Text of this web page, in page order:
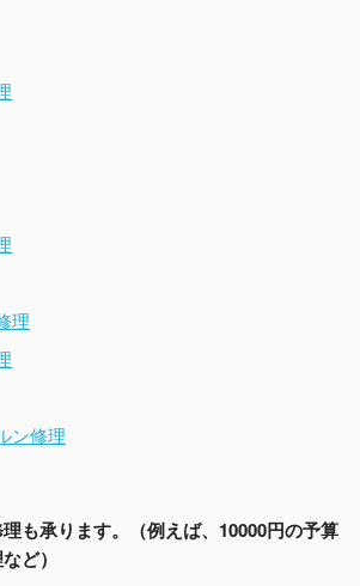
理
ン修理
も承ります。（例えば、10000円の予算
ど）